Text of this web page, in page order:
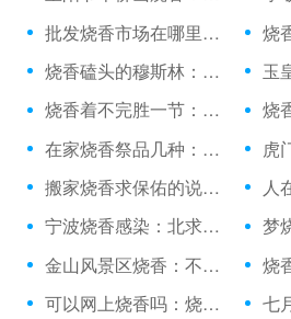
批发烧香市场在哪里：烧香说衣饭少
烧香磕头的穆斯林：财神烧香炉灰怎么处理
烧香着不完胜一节：永宁烧香用的香炉
在家烧香祭品几种：烧香看事的人怎么称呼
搬家烧香求保佑的说说：烧香时风吹倒了怎么办
宁波烧香感染：北求佛南烧香
金山风景区烧香：不烧香的寺庙完整版
可以网上烧香吗：烧香供养鬼神